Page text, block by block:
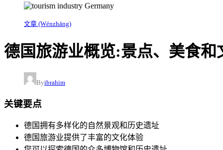
文章 (Wénzhāng)
德国旅游业概览:景点、美食和
Byibrahim
关键要点
德国拥有多样化的自然景观和历史遗址
德国旅游业提供了丰富的文化体验